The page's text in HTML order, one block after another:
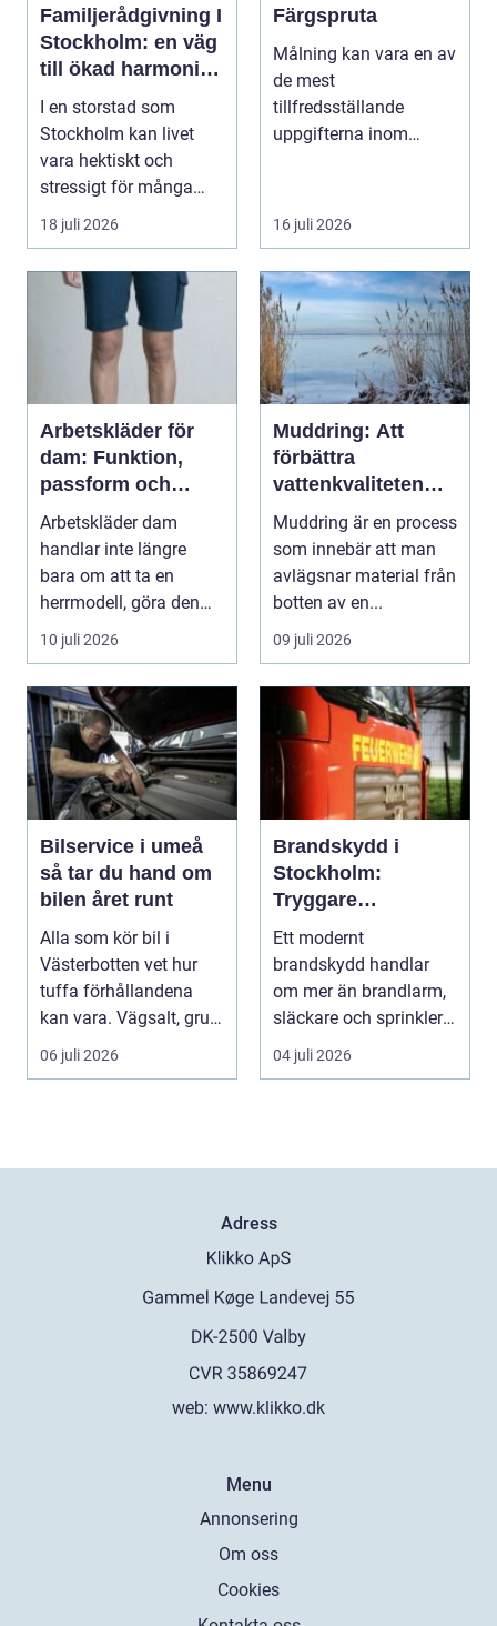
Familjerådgivning I
Stockholm: en väg
till ökad harmoni
och förståelse
I en storstad som
Stockholm kan livet
vara hektiskt och
stressigt för många
familjer. Kon...
18 juli 2026
Färgspruta
Målning kan vara en av
de mest
tillfredsställande
uppgifterna inom
16 juli 2026
Arbetskläder för
dam: Funktion,
passform och
hållbarhet i fokus
Arbetskläder dam
handlar inte längre
bara om att ta en
herrmodell, göra den
mindre oc...
10 juli 2026
Muddring: Att
förbättra
vattenkvaliteten
och möjliggöra
navigering
Muddring är en process
som innebär att man
avlägsnar material från
botten av en...
09 juli 2026
Bilservice i umeå
så tar du hand om
bilen året runt
Alla som kör bil i
Västerbotten vet hur
tuffa förhållandena
kan vara. Vägsalt, grus,
slask, stark so...
06 juli 2026
Brandskydd i
Stockholm:
Tryggare
byggnader med
rätt kunskap
Ett modernt
brandskydd handlar
om mer än brandlarm,
släckare och sprinklers.
För att ...
04 juli 2026
Adress
web: www.klikko.dk
Menu
Annonsering
Om oss
Cookies